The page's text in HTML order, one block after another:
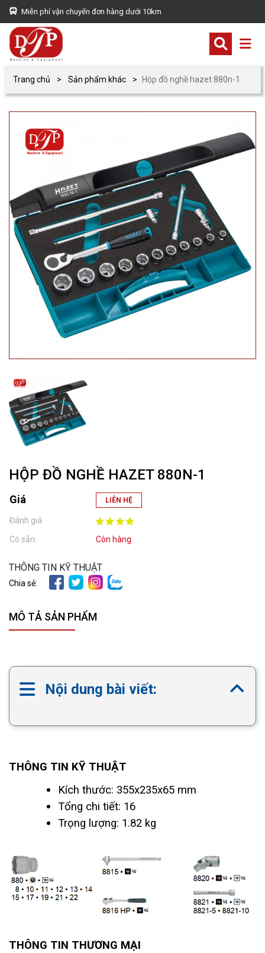
Miễn phí vận chuyển đơn hàng dưới 10km
Trang chủ Sản phẩm khác Hộp đồ nghề hazet 880n-1
HỘP ĐỒ NGHỀ HAZET 880N-1
Giá LIÊN HỆ
Đánh giá
Có sẵn:
Còn hàng
THÔNG TIN KỸ THUẬT
Chia sẻ:
MÔ TẢ SẢN PHẨM
Nội dung bài viết:
THÔNG TIN KỸ THUẬT
Kích thước: 355x235x65 mm
Tổng chi tiết: 16
Trọng lượng: 1.82 kg
THÔNG TIN THƯƠNG MẠI